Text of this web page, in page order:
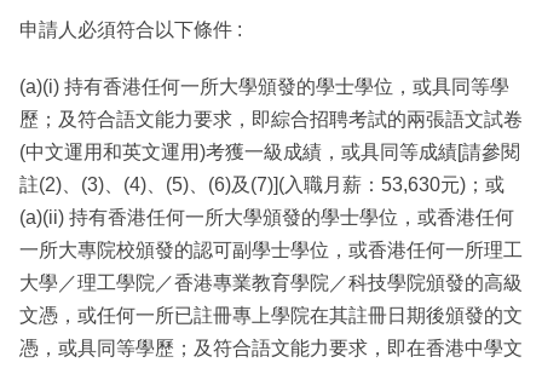
申請人必須符合以下條件 :
(a)(i) 持有香港任何一所大學頒發的學士學位，或具同等學
歷；及符合語文能力要求，即綜合招聘考試的兩張語文試卷
(中文運用和英文運用)考獲一級成績，或具同等成績[請參閱
註(2)、(3)、(4)、(5)、(6)及(7)](入職月薪：53,630元)；或
(a)(ii) 持有香港任何一所大學頒發的學士學位，或香港任何
一所大專院校頒發的認可副學士學位，或香港任何一所理工
大學／理工學院／香港專業教育學院／科技學院頒發的高級
文憑，或任何一所已註冊專上學院在其註冊日期後頒發的文
憑，或具同等學歷；及符合語文能力要求，即在香港中學文